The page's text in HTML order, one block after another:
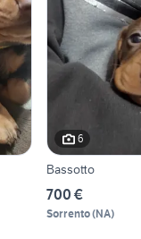
6
Bassotto
700 €
Sorrento(NA)